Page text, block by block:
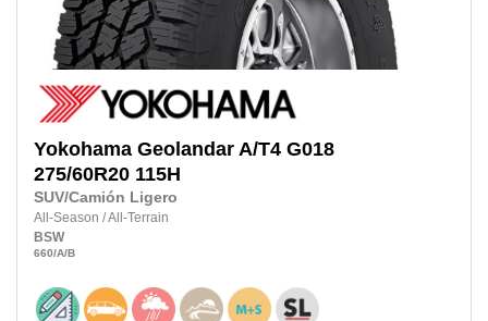
Yokohama Geolandar A/T4 G018
275/60R20 115H
SUV/Camión Ligero
All-Season /All-Terrain
BSW
660/A/B